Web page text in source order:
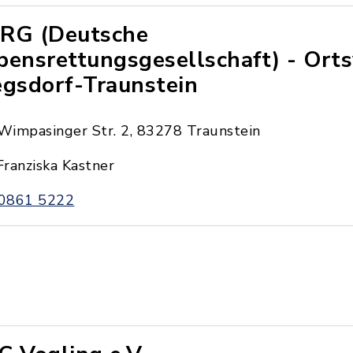
(Deutsche
-
Traunstein
Str. 2, 83278 Traunstein
Kastner
5222